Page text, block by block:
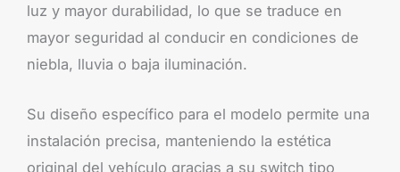
luz y mayor durabilidad, lo que se traduce en
mayor seguridad al conducir en condiciones de
niebla, lluvia o baja iluminación.
Su diseño específico para el modelo permite una
instalación precisa, manteniendo la estética
original del vehículo gracias a su switch tipo